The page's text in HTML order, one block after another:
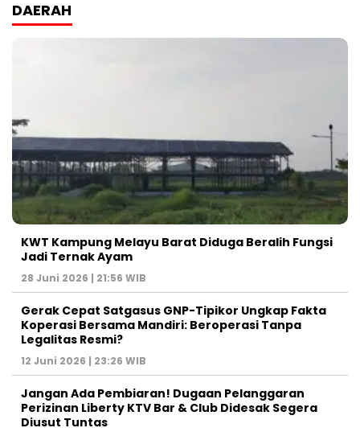
DAERAH
KWT Kampung Melayu Barat Diduga Beralih Fungsi
Jadi Ternak Ayam
28 Juni 2026 | 21:56 WIB
Gerak Cepat Satgasus GNP-Tipikor Ungkap Fakta
Koperasi Bersama Mandiri: Beroperasi Tanpa
Legalitas Resmi?
12 Juni 2026 | 23:26 WIB
Jangan Ada Pembiaran! Dugaan Pelanggaran
Perizinan Liberty KTV Bar & Club Didesak Segera
Diusut Tuntas